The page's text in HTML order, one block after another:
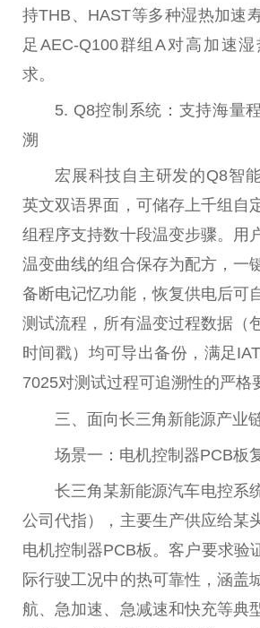
持THB、HAST等多种湿热加速
足AEC-Q100群组A对高加速
求。
5. Q8控制系统：支持海量
溯
宏展科技自主研发的Q8智
英文双语界面，可储存上千组自
组程序支持数十段温变步骤。用
温变曲线的组合保存为配方，一
备断电记忆功能，恢复供电后可
测试流程，所有温变过程数据（
时间戳）均可导出备份，满足
7025对测试过程可追溯性的严格
三、面向长三角新能源产业
场景一：电机控制器PCB板
长三角某新能源汽车电控系
公司代指），主要生产供应给某
电机控制器PCB板。客户要求验
际行驶工况中的热可靠性，涵盖
航、急加速、急减速和快充等典